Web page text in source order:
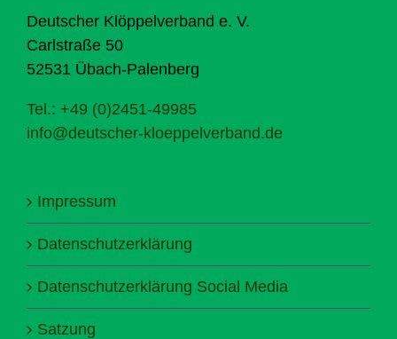
Deutscher Klöppelverband e. V.
Carlstraße 50
52531 Übach-Palenberg
Tel.: +49 (0)2451-49985
info@deutscher-kloeppelverband.de
Impressum
Datenschutzerklärung
Datenschutzerklärung Social Media
Satzung